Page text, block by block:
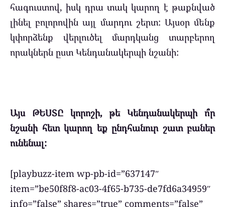
հագուստով, իսկ դրա տակ կարող է թաքնված
լինել բոլորովին այլ մարդու շերտ: Այսօր մենք
կփորձենք վերլուծել մարդկանց տարբերող
որակներն ըստ Կենդանակերպի նշանի:
Այս ԹԵՍՏԸ կորոշի, թե Կենդանակերպի ո՞ր
նշանի հետ կարող եք ընդհանուր շատ բաներ
ունենալ:
[playbuzz-item wp-pb-id=”637147″
item=”be50f8f8-ac03-4f65-b735-de7fd6a34959″
info=”false” shares=”true” comments=”false”